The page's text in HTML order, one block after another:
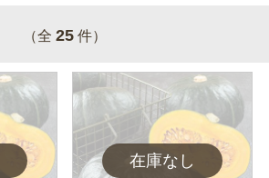
（全 25 件）